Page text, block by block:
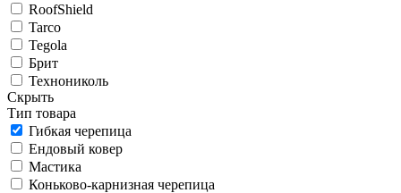
RoofShield
Tarco
Tegola
Брит
Технониколь
Скрыть
Тип товара
Гибкая черепица
Ендовый ковер
Мастика
Коньково-карнизная черепица